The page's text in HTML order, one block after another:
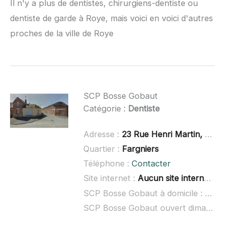
Il n'y a plus de dentistes, chirurgiens-dentiste ou
dentiste de garde à Roye, mais voici en voici d'autres
proches de la ville de Roye
SCP Bosse Gobaut
Catégorie : Dentiste
Adresse : 23 Rue Henri Martin, 02700 Fargniers
Quartier : Fargniers
Téléphone : Contacter
Site internet : Aucun site internet connu
SCP Bosse Gobaut à domicile :
non
SCP Bosse Gobaut ouvert dimanche :